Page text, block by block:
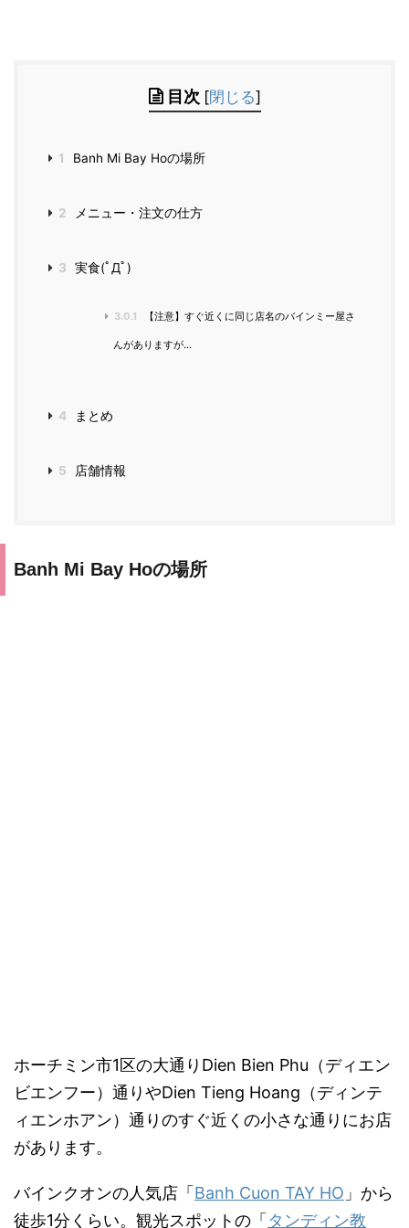
目次 [閉じる]
1 Banh Mi Bay Hoの場所
2 メニュー・注文の仕方
3 実食(ﾟДﾟ)
3.0.1 【注意】すぐ近くに同じ店名のバインミー屋さ
んがありますが...
4 まとめ
5 店舗情報
Banh Mi Bay Hoの場所
ホーチミン市1区の大通りDien Bien Phu（ディエン
ビエンフー）通りやDien Tieng Hoang（ディンテ
ィエンホアン）通りのすぐ近くの小さな通りにお店
があります。
バインクオンの人気店「 Banh Cuon TAY HO 」から
徒歩1分くらい。観光スポットの「 タンディン教